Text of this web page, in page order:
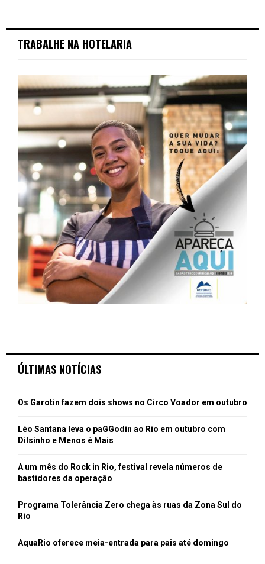
TRABALHE NA HOTELARIA
ÚLTIMAS NOTÍCIAS
Os Garotin fazem dois shows no Circo Voador em outubro
Léo Santana leva o paGGodin ao Rio em outubro com
Dilsinho e Menos é Mais
A um mês do Rock in Rio, festival revela números de
bastidores da operação
Programa Tolerância Zero chega às ruas da Zona Sul do
Rio
AquaRio oferece meia-entrada para pais até domingo